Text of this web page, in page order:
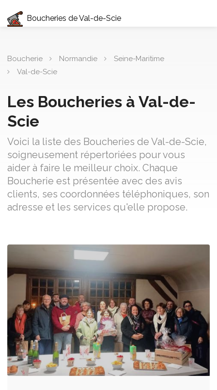
Boucheries de Val-de-Scie
Boucherie Normandie
Seine-Maritime
Val-de-Scie
Les Boucheries à Val-de-
Scie
Voici la liste des Boucheries de Val-de-Scie,
soigneusement répertoriées pour vous
aider à faire le meilleur choix. Chaque
Boucherie est présentée avec des avis
clients, ses coordonnées téléphoniques, son
adresse et les services qu'elle propose.